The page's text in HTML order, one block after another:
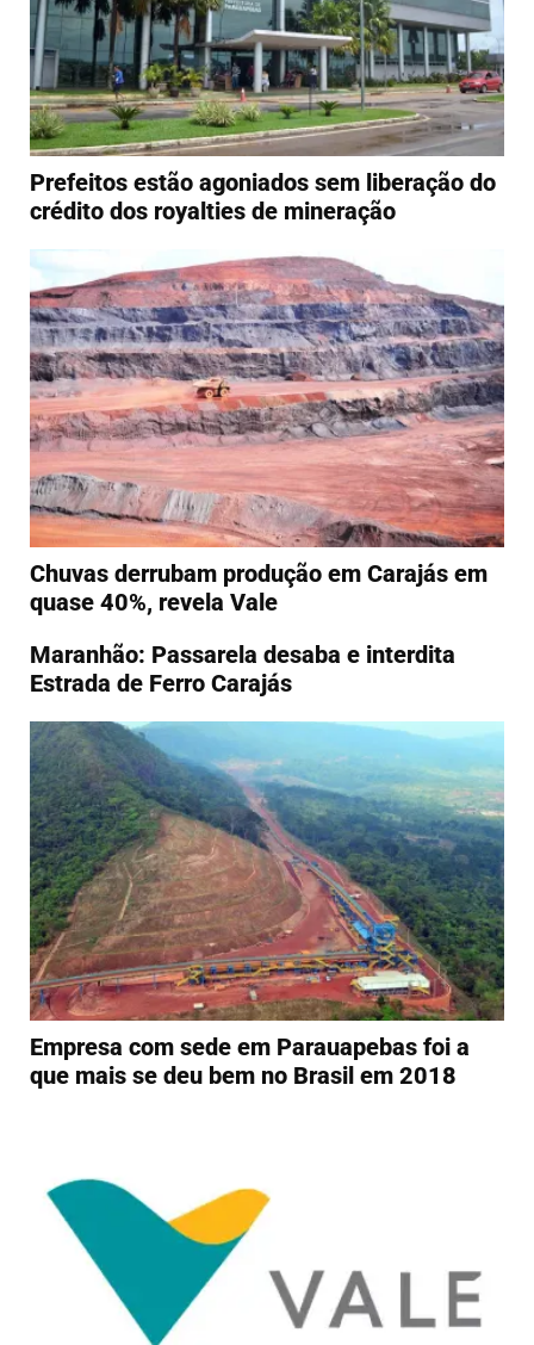
Prefeitos estão agoniados sem liberação do
crédito dos royalties de mineração
Chuvas derrubam produção em Carajás em
quase 40%, revela Vale
Maranhão: Passarela desaba e interdita
Estrada de Ferro Carajás
Empresa com sede em Parauapebas foi a
que mais se deu bem no Brasil em 2018